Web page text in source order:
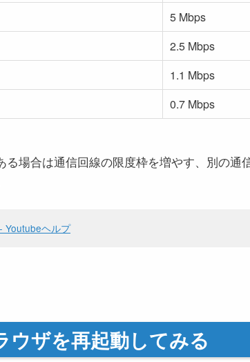
5 Mbps
2.5 Mbps
1.1 Mbps
0.7 Mbps
る場合は通信回線の限度枠を増やす、別の通
Youtubeヘルプ
ウザを再起動してみる